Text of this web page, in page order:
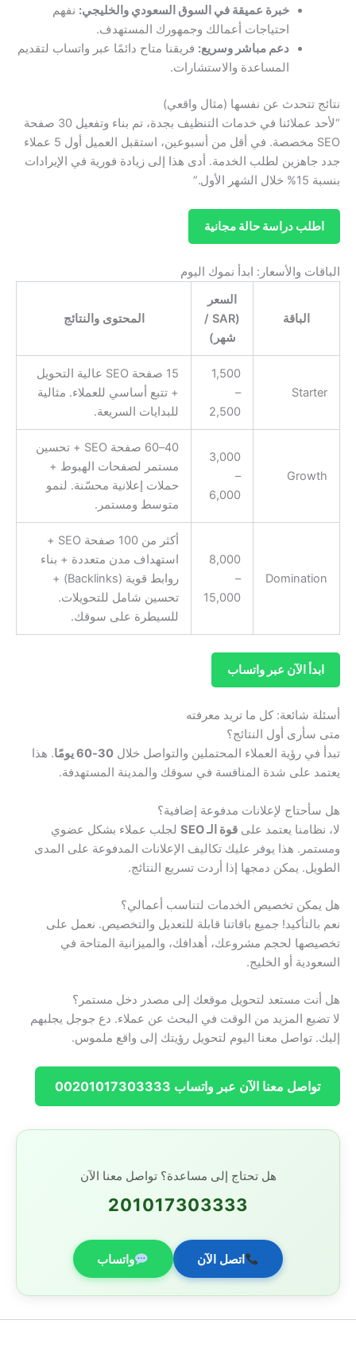
خبرة عميقة في السوق السعودي والخليجي: نفهم
احتياجات أعمالك وجمهورك المستهدف.
دعم مباشر وسريع: فريقنا متاح دائمًا عبر واتساب لتقديم
المساعدة والاستشارات.
نتائج تتحدث عن نفسها (مثال واقعي)
“لأحد عملائنا في خدمات التنظيف بجدة، تم بناء وتفعيل 30 صفحة
SEO مخصصة. في أقل من أسبوعين، استقبل العميل أول 5 عملاء
جدد جاهزين لطلب الخدمة. أدى هذا إلى زيادة فورية في الإيرادات
بنسبة 15% خلال الشهر الأول.”
اطلب دراسة حالة مجانية
الباقات والأسعار: ابدأ نموك اليوم
الباقة
السعر
(SAR /
شهر)
المحتوى والنتائج
Starter
1,500
–
2,500
15 صفحة SEO عالية التحويل
+ تتبع أساسي للعملاء. مثالية
للبدايات السريعة.
Growth
3,000
–
6,000
40–60 صفحة SEO + تحسين
مستمر لصفحات الهبوط +
حملات إعلانية محسّنة. لنمو
متوسط ومستمر.
Domination
8,000
–
15,000
أكثر من 100 صفحة SEO +
استهداف مدن متعددة + بناء
روابط قوية (Backlinks) +
تحسين شامل للتحويلات.
للسيطرة على سوقك.
ابدأ الآن عبر واتساب
أسئلة شائعة: كل ما تريد معرفته
متى سأرى أول النتائج؟
تبدأ في رؤية العملاء المحتملين والتواصل خلال 30-60 يومًا
. هذا
يعتمد على شدة المنافسة في سوقك والمدينة المستهدفة.
هل سأحتاج لإعلانات مدفوعة إضافية؟
لا، نظامنا يعتمد على قوة الـ SEO
لجلب عملاء بشكل عضوي
ومستمر. هذا يوفر عليك تكاليف الإعلانات المدفوعة على المدى
الطويل. يمكن دمجها إذا أردت تسريع النتائج.
هل يمكن تخصيص الخدمات لتناسب أعمالي؟
نعم بالتأكيد! جميع باقاتنا قابلة للتعديل والتخصيص. نعمل على
تخصيصها لحجم مشروعك، أهدافك، والميزانية المتاحة في
السعودية أو الخليج.
هل أنت مستعد لتحويل موقعك إلى مصدر دخل مستمر؟
لا تضيع المزيد من الوقت في البحث عن عملاء. دع جوجل يجلبهم
إليك. تواصل معنا اليوم لتحويل رؤيتك إلى واقع ملموس.
تواصل معنا الآن عبر واتساب 00201017303333
هل تحتاج إلى مساعدة؟ تواصل معنا الآن
201017303333
اتصل الآن واتساب